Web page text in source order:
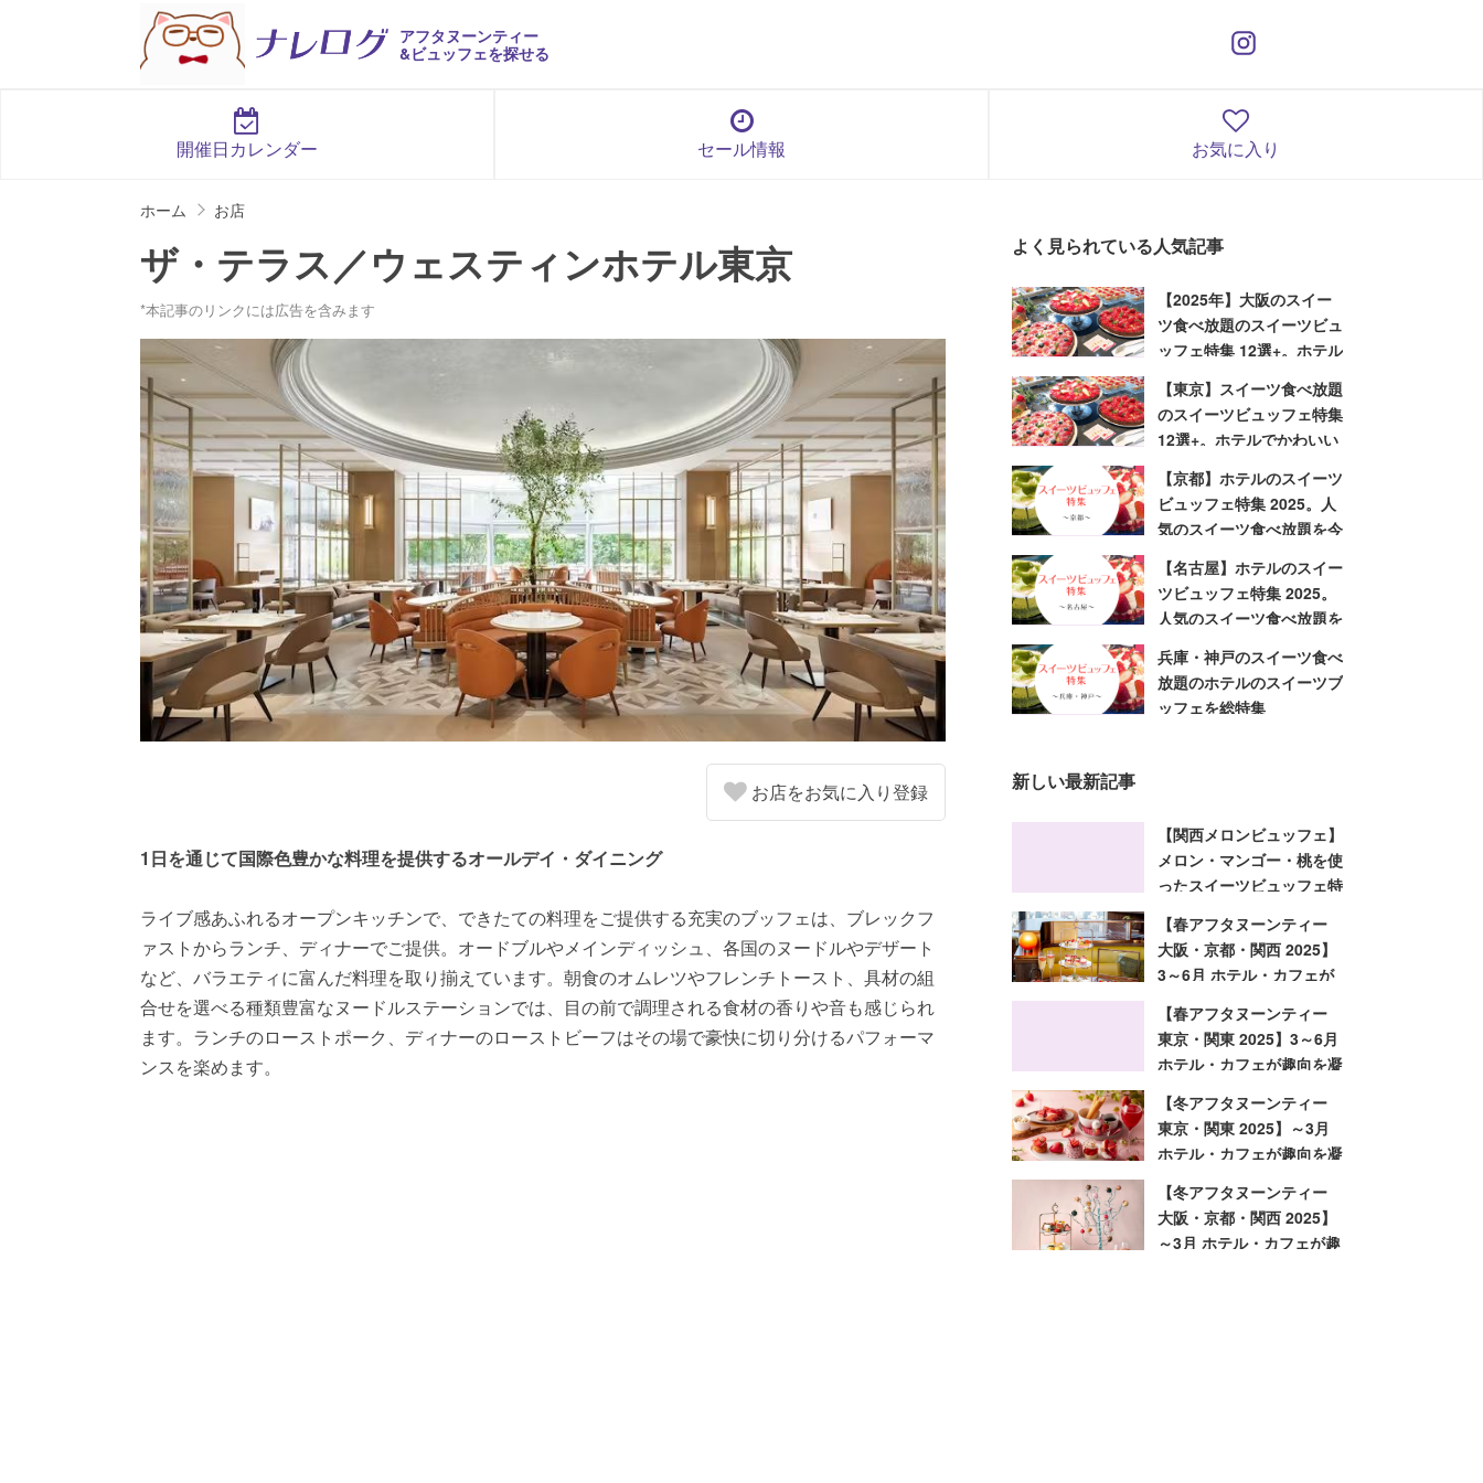
アフタヌーンティー
&ビュッフェを探せる
開催日カレンダー セール情報 お気に入り
ホーム お店
ザ・テラス／ウェスティンホテル東京
*本記事のリンクには広告を含みます
お店をお気に入り登録
1日を通じて国際色豊かな料理を提供するオールデイ・ダイニング
ライブ感あふれるオープンキッチンで、できたての料理をご提供する充実のブッフェは、ブレックフ
ァストからランチ、ディナーでご提供。オードブルやメインディッシュ、各国のヌードルやデザート
など、バラエティに富んだ料理を取り揃えています。朝食のオムレツやフレンチトースト、具材の組
合せを選べる種類豊富なヌードルステーションでは、目の前で調理される食材の香りや音も感じられ
ます。ランチのローストポーク、ディナーのローストビーフはその場で豪快に切り分けるパフォーマ
ンスを楽めます。
よく見られている人気記事
【2025年】大阪のスイー
ツ食べ放題のスイーツビュ
ッフェ特集 12選+。ホテル
でかわいいスイーツを堪能
しよう
【東京】スイーツ食べ放題
のスイーツビュッフェ特集
12選+。ホテルでかわいい
スイーツを堪能しよう
【京都】ホテルのスイーツ
ビュッフェ特集 2025。人
気のスイーツ食べ放題を今
すぐ予約
【名古屋】ホテルのスイー
ツビュッフェ特集 2025。
人気のスイーツ食べ放題を
今すぐ予約
兵庫・神戸のスイーツ食べ
放題のホテルのスイーツブ
ッフェを総特集
新しい最新記事
【関西メロンビュッフェ】
メロン・マンゴー・桃を使
ったスイーツビュッフェ特
集 2025！大阪・京都・兵
庫
【春アフタヌーンティー
大阪・京都・関西 2025】
3～6月 ホテル・カフェが
趣向を凝らした旬のアフタ
ヌーンティー
【春アフタヌーンティー
東京・関東 2025】3～6月
ホテル・カフェが趣向を凝
らした旬のアフタヌーンテ
ィー
【冬アフタヌーンティー
東京・関東 2025】～3月
ホテル・カフェが趣向を凝
らした旬のアフタヌーンテ
ィー
【冬アフタヌーンティー
大阪・京都・関西 2025】
～3月 ホテル・カフェが趣